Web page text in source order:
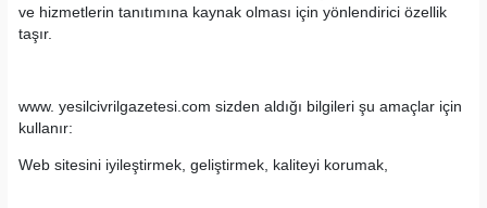
ve hizmetlerin tanıtımına kaynak olması için yönlendirici özellik
taşır.
www. yesilcivrilgazetesi.com sizden aldığı bilgileri şu amaçlar için
kullanır:
Web sitesini iyileştirmek, geliştirmek, kaliteyi korumak,